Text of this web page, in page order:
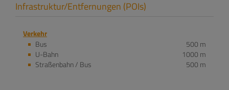
Infrastruktur/Entfernungen (POIs)
Verkehr
Bus
500 m
U-Bahn
1000 m
Straßenbahn / Bus
500 m